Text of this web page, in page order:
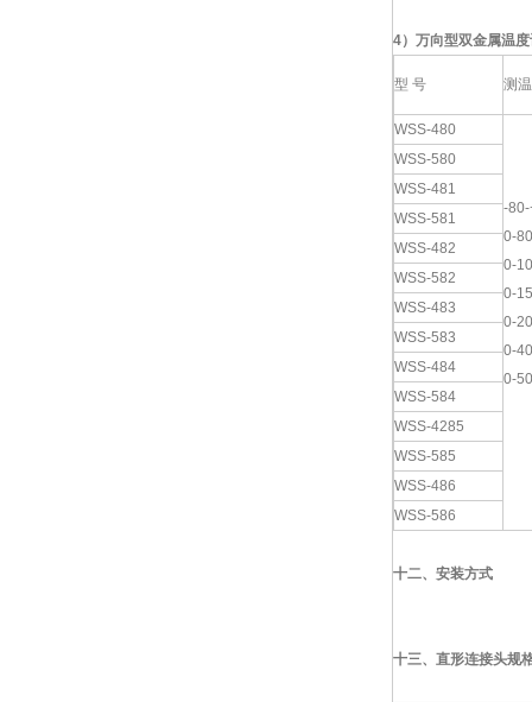
4） 万向型双金属温
型 号 测
WSS-480
-
0-80
0-
0-
0-
0-
0-
WSS-580
WSS-481
WSS-581
WSS-482
WSS-582
WSS-483
WSS-583
WSS-484
WSS-584
WSS-4285
WSS-585
WSS-486
WSS-586
十二、安装方式
十三、直形连接头规